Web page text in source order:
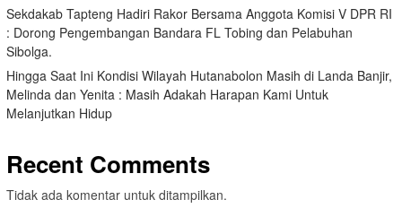
Sekdakab Tapteng Hadiri Rakor Bersama Anggota Komisi V DPR RI
: Dorong Pengembangan Bandara FL Tobing dan Pelabuhan
Sibolga.
Hingga Saat Ini Kondisi Wilayah Hutanabolon Masih di Landa Banjir,
Melinda dan Yenita : Masih Adakah Harapan Kami Untuk
Melanjutkan Hidup
Recent Comments
Tidak ada komentar untuk ditampilkan.